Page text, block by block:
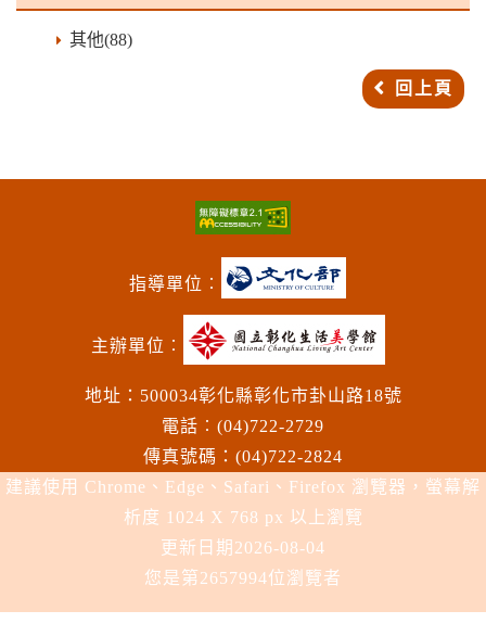
其他(88)
回上頁
指導單位︰
主辦單位︰
地址：500034彰化縣彰化市卦山路18號
電話︰(04)722-2729
傳真號碼：(04)722-2824
建議使用 Chrome、Edge、Safari、Firefox 瀏覽器，螢幕解
析度 1024 X 768 px 以上瀏覽
更新日期 2026-08-04
您是第2657994位瀏覽者